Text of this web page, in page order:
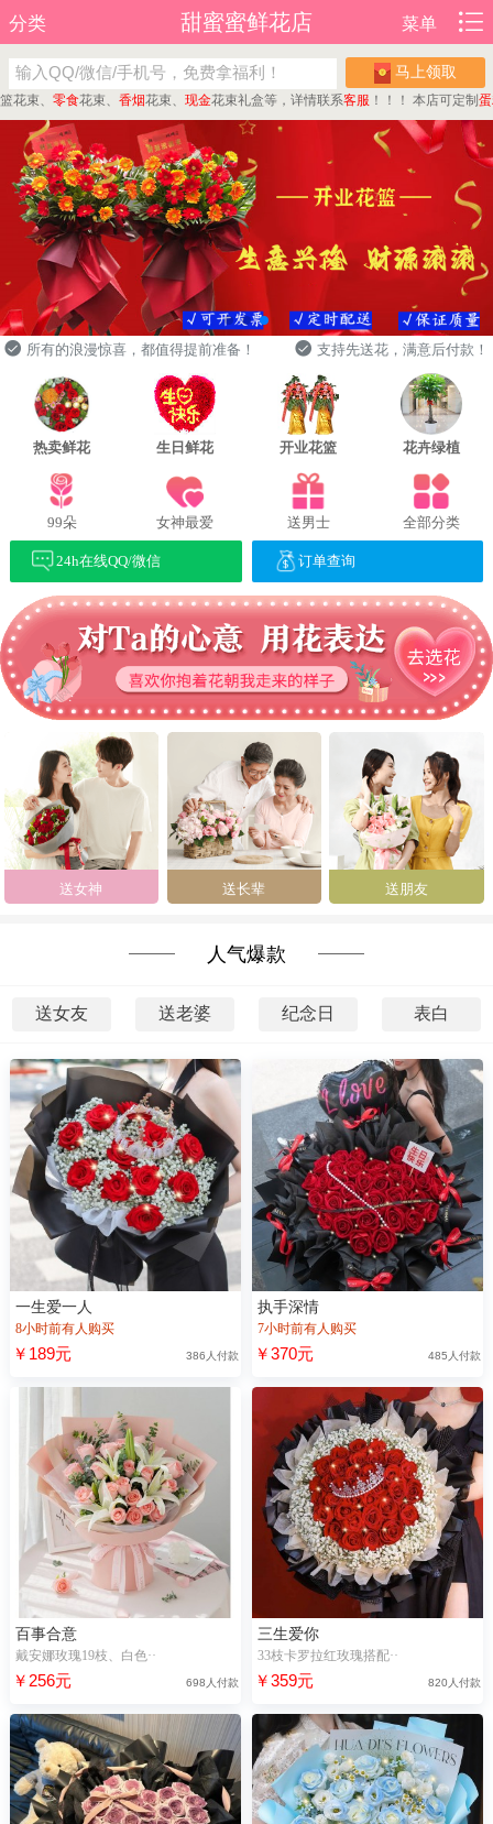
分类 甜蜜蜜鲜花店 菜单
马上领取
、零食 花束、香烟 花束、现金 花束礼盒等，详情联系客服！！！ 本店可定制蛋糕 、
所有的浪漫惊喜，都值得提前准备！ 支持先送花，满意后付款！
热卖鲜花 生日鲜花 开业花篮 花卉绿植
99朵 女神最爱 送男士 全部分类
24h在线QQ/微信 订单查询
送女神 送长辈 送朋友
人气爆款
送女友 送老婆 纪念日 表白
一生爱一人
8小时前有人购买
￥189元 386人付款
执手深情
7小时前有人购买
￥370元 485人付款
百事合意
戴安娜玫瑰19枝、白色··
￥256元 698人付款
三生爱你
33枝卡罗拉红玫瑰搭配··
￥359元 820人付款